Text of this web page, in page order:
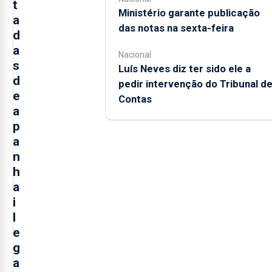
t
a
d
a
s
d
e
a
p
a
n
h
a
i
l
e
g
a
Ministério garante publicação
das notas na sexta-feira
Nacional
Luís Neves diz ter sido ele a
pedir intervenção do Tribunal de
Contas